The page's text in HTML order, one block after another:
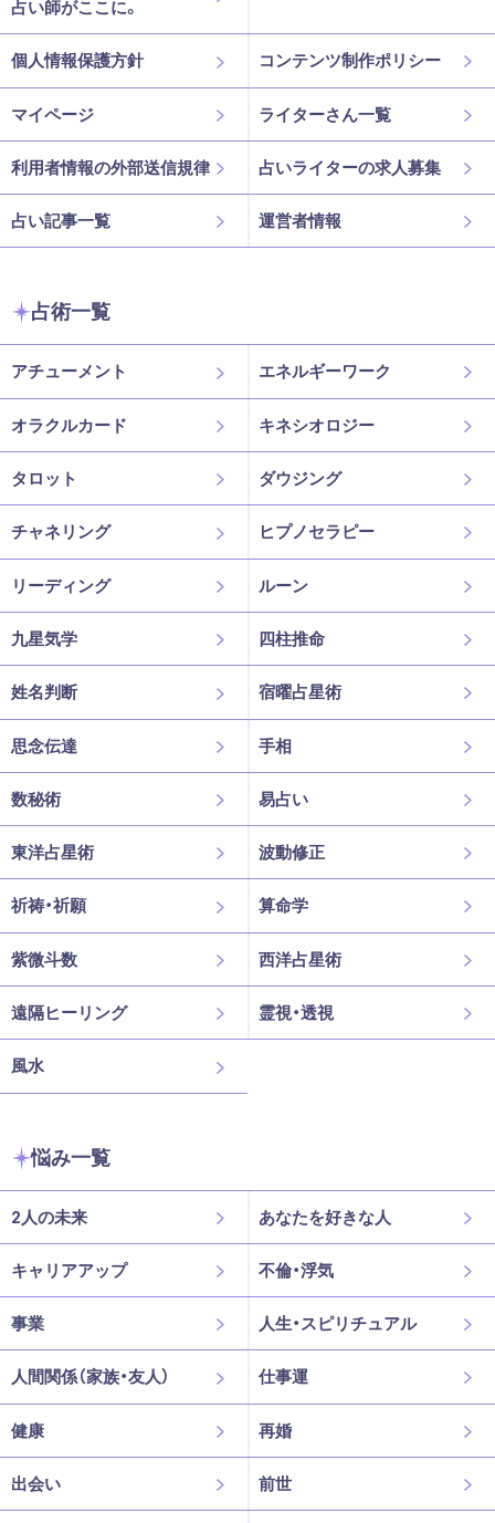
占い師がここに。
個人情報保護方針 コンテンツ制作ポリシー
マイページ ライターさん一覧
利用者情報の外部送信規律 占いライターの求人募集
占い記事一覧 運営者情報
占術一覧
アチューメント エネルギーワーク
オラクルカード キネシオロジー
タロット ダウジング
チャネリング ヒプノセラピー
リーディング ルーン
九星気学 四柱推命
姓名判断 宿曜占星術
思念伝達 手相
数秘術 易占い
東洋占星術 波動修正
祈祷・祈願 算命学
紫微斗数 西洋占星術
遠隔ヒーリング 霊視・透視
風水
悩み一覧
2人の未来 あなたを好きな人
キャリアアップ 不倫・浮気
事業 人生・スピリチュアル
人間関係（家族・友人） 仕事運
健康 再婚
出会い 前世